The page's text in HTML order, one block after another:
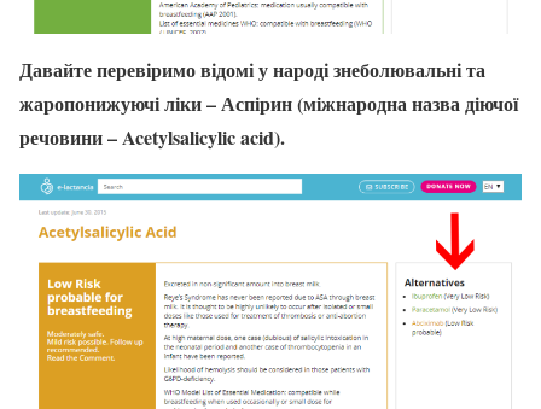
Давайте перевіримо відомі у народі знеболювальні та
жаропонижуючі ліки – Аспірин (міжнародна назва діючої
речовини – Acetylsalicylic acid).